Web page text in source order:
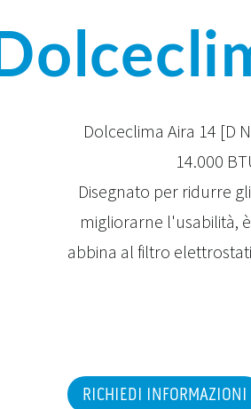
Dolceclima Aira 14 [D
14.000
Disegnato per ridurre
migliorarne l'usabilità,
abbina al filtro
RICHIEDI INFORMAZIONI